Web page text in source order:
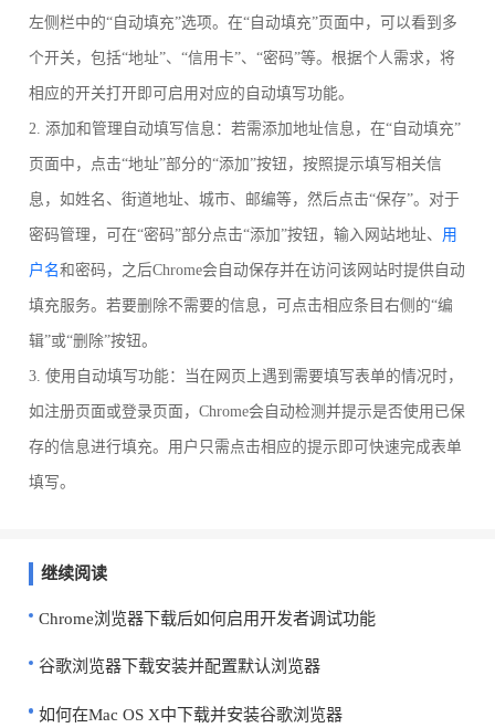
左侧栏中的“自动填充”选项。在“自动填充”页面中，可以看到多
个开关，包括“地址”、“信用卡”、“密码”等。根据个人需求，将
相应的开关打开即可启用对应的自动填写功能。
2. 添加和管理自动填写信息：若需添加地址信息，在“自动填充”
页面中，点击“地址”部分的“添加”按钮，按照提示填写相关信
息，如姓名、街道地址、城市、邮编等，然后点击“保存”。对于
密码管理，可在“密码”部分点击“添加”按钮，输入网站地址、 用
户名和密码，之后Chrome会自动保存并在访问该网站时提供自动
填充服务。若要删除不需要的信息，可点击相应条目右侧的“编
辑”或“删除”按钮。
3. 使用自动填写功能：当在网页上遇到需要填写表单的情况时，
如注册页面或登录页面，Chrome会自动检测并提示是否使用已保
存的信息进行填充。用户只需点击相应的提示即可快速完成表单
填写。
继续阅读
Chrome浏览器下载后如何启用开发者调试功能
谷歌浏览器下载安装并配置默认浏览器
如何在Mac OS X中下载并安装谷歌浏览器